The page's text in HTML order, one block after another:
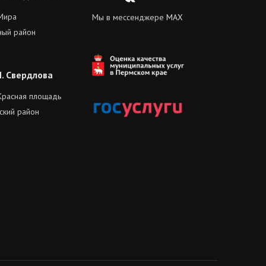
район
Свердлова
площадь
район
Вконтакте
Мы в мессенджере MAX